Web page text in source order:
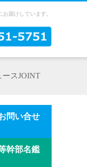
届けしています。
ースJOINT
問い合せ
幹部名鑑